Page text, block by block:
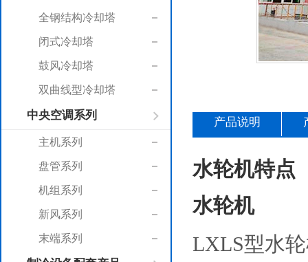
全钢结构冷却塔
闭式冷却塔
鼓风冷却塔
双曲线型冷却塔
中央空调系列
主机系列
盘管系列
机组系列
新风系列
末端系列
产品说明
水轮机特点
水轮机
LXLS型水